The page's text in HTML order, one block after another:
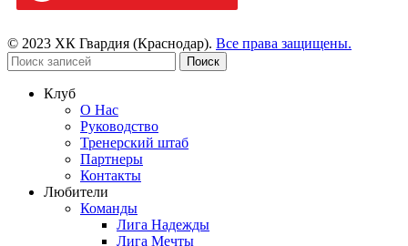
© 2023 ХК Гвардия (Краснодар). Все права защищены.
Поиск
Клуб
О Нас
Руководство
Тренерский штаб
Партнеры
Контакты
Любители
Команды
Лига Надежды
Лига Мечты